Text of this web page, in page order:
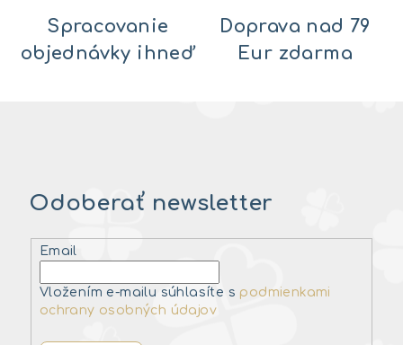
Spracovanie
objednávky ihneď
Doprava nad 79
Eur zdarma
Odoberať newsletter
Email
Vložením e-mailu súhlasíte s podmienkami
ochrany osobných údajov